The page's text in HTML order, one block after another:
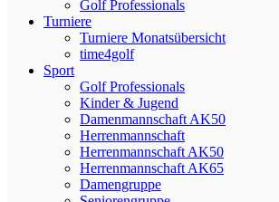
Golf Professionals
Turniere
Turniere Monatsübersicht
time4golf
Sport
Golf Professionals
Kinder & Jugend
Damenmannschaft AK50
Herrenmannschaft
Herrenmannschaft AK50
Herrenmannschaft AK65
Damengruppe